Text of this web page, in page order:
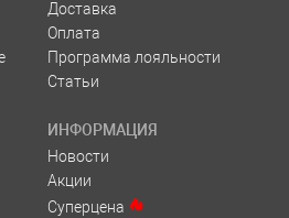
Доставка
Оплата
Программа лояльности
Статьи
ИНФОРМАЦИЯ
Новости
Акции
Суперцена